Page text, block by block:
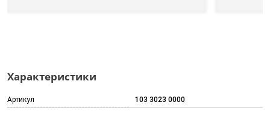
Характеристики
Артикул 103 3023 0000